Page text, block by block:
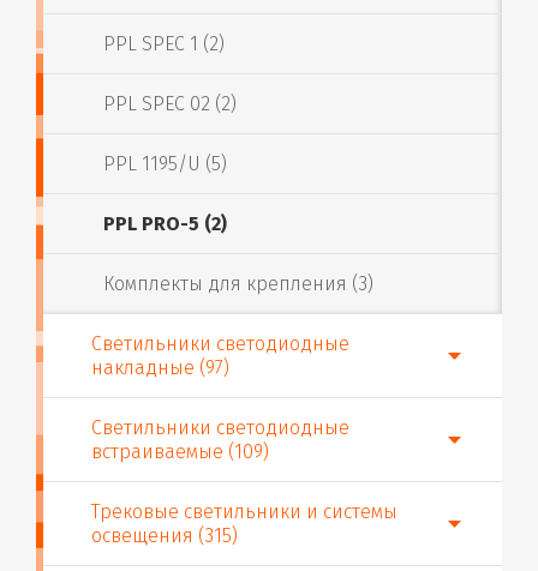
PPL SPEC 1 (2)
PPL SPEC 02 (2)
PPL 1195/U (5)
PPL PRO-5 (2)
Комплекты для крепления (3)
Светильники светодиодные
накладные (97)
Светильники светодиодные
встраиваемые (109)
Трековые светильники и системы
освещения (315)